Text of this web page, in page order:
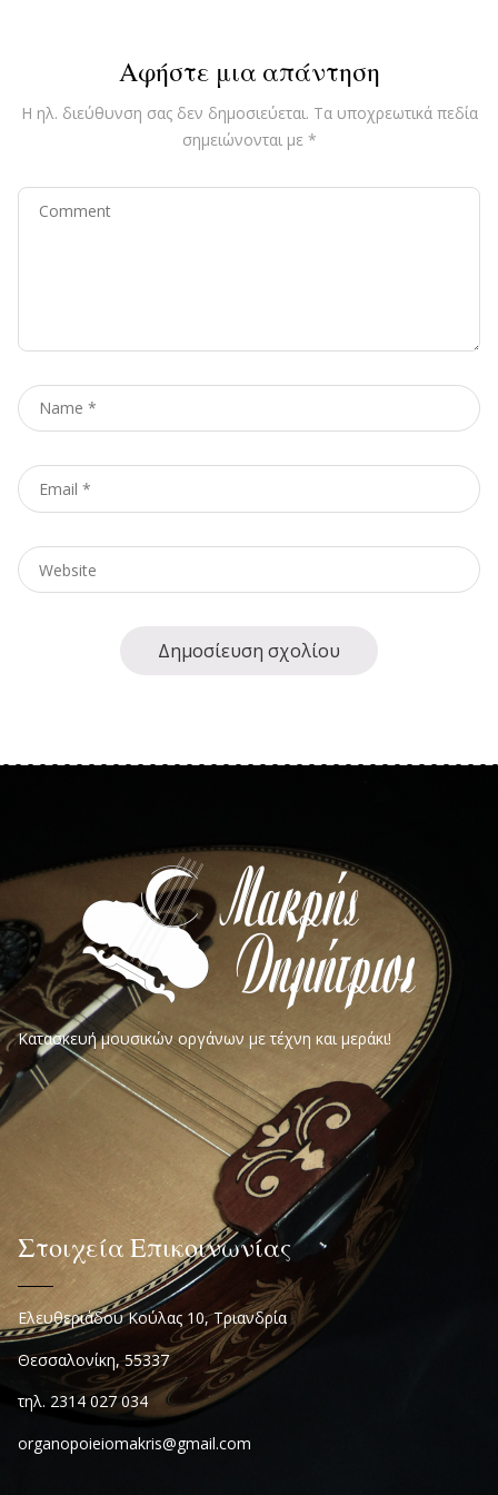
Αφήστε μια απάντηση
Η ηλ. διεύθυνση σας δεν δημοσιεύεται. Τα υποχρεωτικά πεδία
σημειώνονται με *
Comment
Name
Email
Website
Κατασκευή μουσικών οργάνων με τέχνη και μεράκι!
Στοιχεία Επικοινωνίας
Ελευθεριάδου Κούλας 10, Τριανδρία
Θεσσαλονίκη, 55337
τηλ. 2314 027 034
organopoieiomakris@gmail.com